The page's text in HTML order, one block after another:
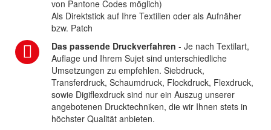
von Pantone Codes möglich)
Als Direktstick auf Ihre Textilien oder als Aufnäher
bzw. Patch
Das passende Druckverfahren - Je nach Textilart,
Auflage und Ihrem Sujet sind unterschiedliche
Umsetzungen zu empfehlen. Siebdruck,
Transferdruck, Schaumdruck, Flockdruck, Flexdruck,
sowie Digiflexdruck sind nur ein Auszug unserer
angebotenen Drucktechniken, die wir Ihnen stets in
höchster Qualität anbieten.